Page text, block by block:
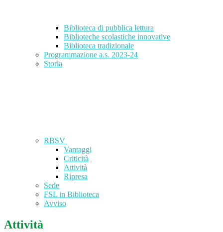
Biblioteca di pubblica lettura
Biblioteche scolastiche innovative
Biblioteca tradizionale
Programmazione a.s. 2023-24
Storia
RBSV
Vantaggi
Criticità
Attività
Ripresa
Sede
FSL in Biblioteca
Avviso
Attività